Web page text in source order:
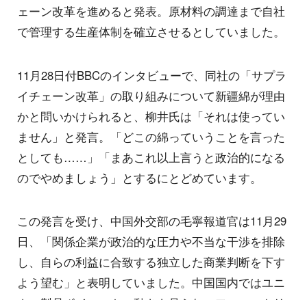
ェーン改革を進めると発表。原材料の調達まで自社
で管理する生産体制を確立させるとしていました。
11月28日付BBCのインタビューで、同社の「サプラ
イチェーン改革」の取り組みについて新疆綿が理由
かと問いかけられると、柳井氏は「それは使ってい
ません」と発言。「どこの綿っていうことを言った
としても……」「まあこれ以上言うと政治的になる
のでやめましょう」とするにとどめています。
この発言を受け、中国外交部の毛寧報道官は11月29
日、「関係企業が政治的な圧力や不当な干渉を排除
し、自らの利益に合致する独立した商業判断を下す
よう望む」と表明していました。中国国内ではユニ